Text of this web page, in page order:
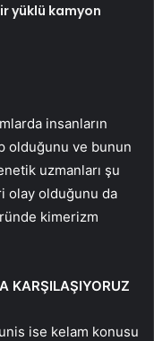
yüklü kamyon
insanların
olduğunu ve bunun
uzmanları şu
olay olduğunu da
kimerizm
KARŞILAŞIYORUZ
ise kelam konusu